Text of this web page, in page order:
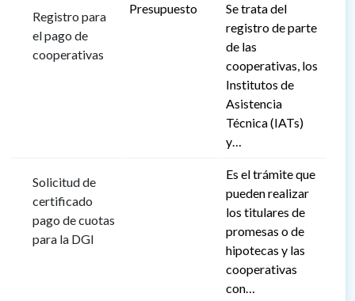
Registro para
el pago de
cooperativas
Presupuesto
Se trata del
registro de parte
de las
cooperativas, los
Institutos de
Asistencia
Técnica (IATs)
y…
Solicitud de
certificado
pago de cuotas
para la DGI
Es el trámite que
pueden realizar
los titulares de
promesas o de
hipotecas y las
cooperativas
con…